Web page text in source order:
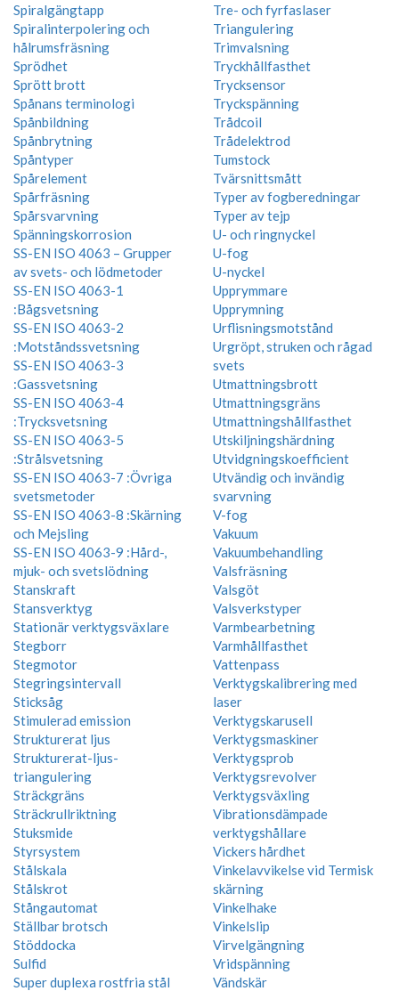
Spiralgängtapp
Spiralinterpolering och
hålrumsfräsning
Sprödhet
Sprött brott
Spånans terminologi
Spånbildning
Spånbrytning
Spåntyper
Spårelement
Spårfräsning
Spårsvarvning
Spänningskorrosion
SS-EN ISO 4063 – Grupper
av svets- och lödmetoder
SS-EN ISO 4063-1
:Bågsvetsning
SS-EN ISO 4063-2
:Motståndssvetsning
SS-EN ISO 4063-3
:Gassvetsning
SS-EN ISO 4063-4
:Trycksvetsning
SS-EN ISO 4063-5
:Strålsvetsning
SS-EN ISO 4063-7 :Övriga
svetsmetoder
SS-EN ISO 4063-8 :Skärning
och Mejsling
SS-EN ISO 4063-9 :Hård-,
mjuk- och svetslödning
Stanskraft
Stansverktyg
Stationär verktygsväxlare
Stegborr
Stegmotor
Stegringsintervall
Sticksåg
Stimulerad emission
Strukturerat ljus
Strukturerat-ljus-
triangulering
Sträckgräns
Sträckrullriktning
Stuksmide
Styrsystem
Stålskala
Stålskrot
Stångautomat
Ställbar brotsch
Stöddocka
Sulfid
Super duplexa rostfria stål
Tre- och fyrfaslaser
Triangulering
Trimvalsning
Tryckhållfasthet
Trycksensor
Tryckspänning
Trådcoil
Trådelektrod
Tumstock
Tvärsnittsmått
Typer av fogberedningar
Typer av tejp
U- och ringnyckel
U-fog
U-nyckel
Upprymmare
Upprymning
Urflisningsmotstånd
Urgröpt, struken och rågad
svets
Utmattningsbrott
Utmattningsgräns
Utmattningshållfasthet
Utskiljningshärdning
Utvidgningskoefficient
Utvändig och invändig
svarvning
V-fog
Vakuum
Vakuumbehandling
Valsfräsning
Valsgöt
Valsverkstyper
Varmbearbetning
Varmhållfasthet
Vattenpass
Verktygskalibrering med
laser
Verktygskarusell
Verktygsmaskiner
Verktygsprob
Verktygsrevolver
Verktygsväxling
Vibrationsdämpade
verktygshållare
Vickers hårdhet
Vinkelavvikelse vid Termisk
skärning
Vinkelhake
Vinkelslip
Virvelgängning
Vridspänning
Vändskär